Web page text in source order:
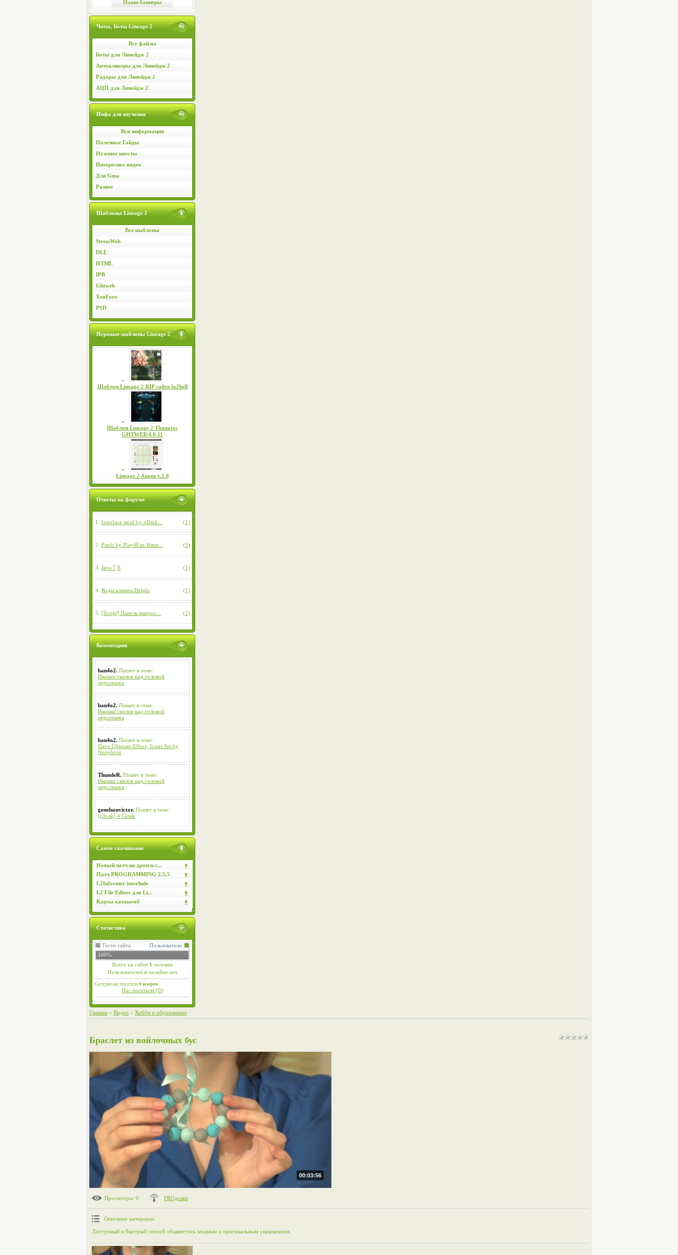
Наши баннеры
Читы, Боты Lineage 2
Все файлы
Боты для Линейдж 2
Автокликеры для Линейдж 2
Радары для Линейдж 2
АЦП для Линейдж 2
Инфа для изучения
Вся информация
Полезные Гайды
Нужные квесты
Интересное видео
Для Gma
Разное
Шаблоны Lineage 2
Все шаблоны
StressWeb
DLE
HTML
IPB
Ghtweb
XenForo
PSD
Игровые шаблоны Lineage 2
Шаблон Lineage 2 RIP сайта la2hell
Шаблон Lineage 2 Thanatos
GHTWEB 4.0.11
Lineage 2 Anons v.2.0
Ответы на форуме
1. Interface mod by xDark... (1)
2. Patch by Play4Fan Икон... (5)
3. Java 7,8 (1)
4. Коды клавиш Delphi (1)
5. [Script] Панель макрос... (2)
Коментарии
ban4o2. Пишет в теме:
Иконки скилов над головой
персонажа
ban4o2. Пишет в теме:
Иконки скилов над головой
персонажа
ban4o2. Пишет в теме:
Патч Ultimate Effect, Icons Set by
Neophron
ThundeR. Пишет в теме:
Иконки скилов над головой
персонажа
genelsonvictor. Пишет в теме:
[Cloak] 4 Cloak
Самое скачивание
Новый патч на дроп и с...
Патч PROGRAMMING 2.5.5
L2Informer interlude
L2 File Editor для Li...
Карты катакомб
Статистика
Пользователи
Гости сайта
100%
Всего на сайте 1 человек
Пользователей в онлайне нет
Сегодня нас посетили 0 юзеров
Нас посетили (0)
Главная » Видео » Хобби и образование
Браслет из войлочных бус
00:03:56
Просмотры: 0 PROделки
Описание материала:
Доступный и быстрый способ обзавестись модным и оригинальным украшением.